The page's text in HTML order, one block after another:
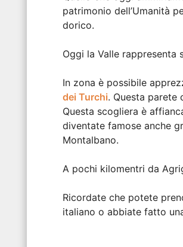
patrimonio dell’Umanità
dorico.
Oggi la Valle rappresenta
In zona è possibile
dei Turchi. Questa parete
Questa scogliera è
diventate famose anche
Montalbano.
A pochi kilomentri da
Ricordate che potete
italiano o abbiate fatto